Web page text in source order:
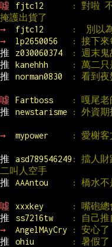
噓
fjtc12
: 對啦
掩護出貨了
→
fjtc12
:  別以
→
lp2650056
: 接下來
推
z030060374
: 週末鬼
推
kanehhh
: 萬二只
推
norman0830 : 看到夜
噓 Fartboss
: 嘎尾老
推
newstarisme : 外資期
→ mypower : 愛榭客
推 asd789546249 : 擋人財
二叫人空手
推
AAAntou : 橋水不
噓 xxxkey
: 嘴砲總
推
ss7216tw
: 自己推
→
AngelMAyCry
: 安心了
推
ohiu
: 暑假了